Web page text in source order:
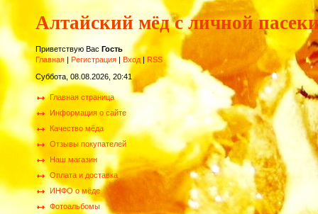
Алтайский мёд с личной
Приветствую Вас Гость
Главная | Регистрация | Вход | RSS
Суббота, 08.08.2026, 20:41
Главная страница
Информация о сайте
Качество мёда
Отзывы покупателей
Наш магазин
Оплата и доставка
ИНФО о мёде
Фотоальбомы